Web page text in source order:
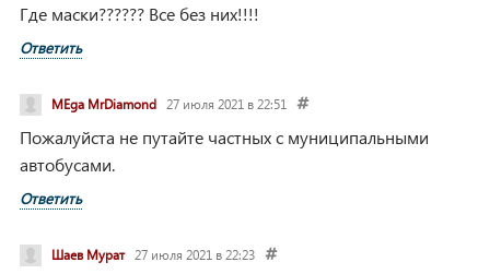
Где маски?????? Все без них!!!!
Ответить
MEga MrDiamond 27 июля 2021 в 22:51
Пожалуйста не путайте частных с муниципальными
автобусами.
Ответить
Шаев Мурат 27 июля 2021 в 22:23